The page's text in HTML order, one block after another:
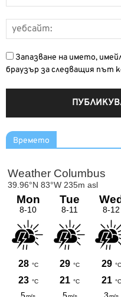
Запазване на името,
браузър за следващия път
Времето